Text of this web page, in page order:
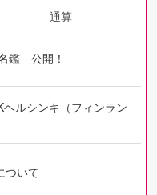
通算
鑑 公開！
ルシンキ（フィンラン
ついて